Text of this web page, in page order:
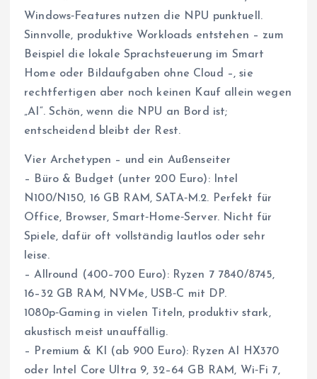
Windows‑Features nutzen die NPU punktuell.
Sinnvolle, produktive Workloads entstehen – zum
Beispiel die lokale Sprachsteuerung im Smart
Home oder Bildaufgaben ohne Cloud –, sie
rechtfertigen aber noch keinen Kauf allein wegen
„AI“. Schön, wenn die NPU an Bord ist;
entscheidend bleibt der Rest.
Vier Archetypen – und ein Außenseiter
– Büro & Budget (unter 200 Euro): Intel
N100/N150, 16 GB RAM, SATA‑M.2. Perfekt für
Office, Browser, Smart‑Home‑Server. Nicht für
Spiele, dafür oft vollständig lautlos oder sehr
leise.
– Allround (400–700 Euro): Ryzen 7 7840/8745,
16–32 GB RAM, NVMe, USB‑C mit DP.
1080p‑Gaming in vielen Titeln, produktiv stark,
akustisch meist unauffällig.
– Premium & KI (ab 900 Euro): Ryzen AI HX370
oder Intel Core Ultra 9, 32–64 GB RAM, Wi‑Fi 7,